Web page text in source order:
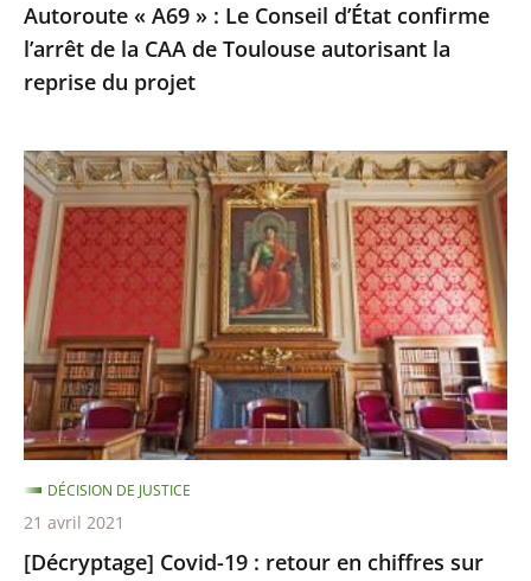
CAA
de
Toulouse
la
reprise
du
projet
Autoroute « A69 » : Le Conseil d’État confirme
l’arrêt de la CAA de Toulouse autorisant la
reprise du projet
[Décryptage]
Covid-
19
retour
en
chiffres
sur
un
an
de
recours
devant
[Décryptage] Covid-19 : retour en chiffres sur
DÉCISION DE JUSTICE
21 avril 2021